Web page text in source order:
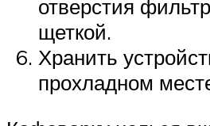
отверстия
щеткой.
Хранить
прохладном